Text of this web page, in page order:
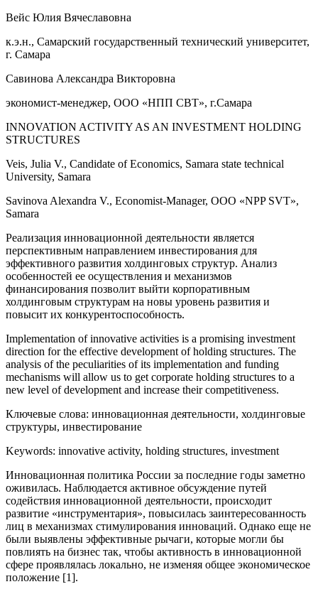
Вейс Юлия Вячеславовна
к.э.н., Самарский государственный технический университет,
г. Самара
Савинова Александра Викторовна
экономист-менеджер, ООО «НПП СВТ», г.Самара
INNOVATION ACTIVITY AS AN INVESTMENT HOLDING
STRUCTURES
Veis, Julia V., Candidate of Economics, Samara state technical
University, Samara
Savinova Alexandra V., Economist-Manager, OOO «NPP SVT»,
Samara
Реализация инновационной деятельности является
перспективным направлением инвестирования для
эффективного развития холдинговых структур. Анализ
особенностей ее осуществления и механизмов
финансирования позволит выйти корпоративным
холдинговым структурам на новы уровень развития и
повысит их конкурентоспособность.
Implementation of innovative activities is a promising investment
direction for the effective development of holding structures. The
analysis of the peculiarities of its implementation and funding
mechanisms will allow us to get corporate holding structures to a
new level of development and increase their competitiveness.
Ключевые слова: инновационная деятельности, холдинговые
структуры, инвестирование
Keywords: innovative activity, holding structures, investment
Инновационная политика России за последние годы заметно
оживилась. Наблюдается активное обсуждение путей
содействия инновационной деятельности, происходит
развитие «инструментария», повысилась заинтересованность
лиц в механизмах стимулирования инноваций. Однако еще не
были выявлены эффективные рычаги, которые могли бы
повлиять на бизнес так, чтобы активность в инновационной
сфере проявлялась локально, не изменяя общее экономическое
положение [1].